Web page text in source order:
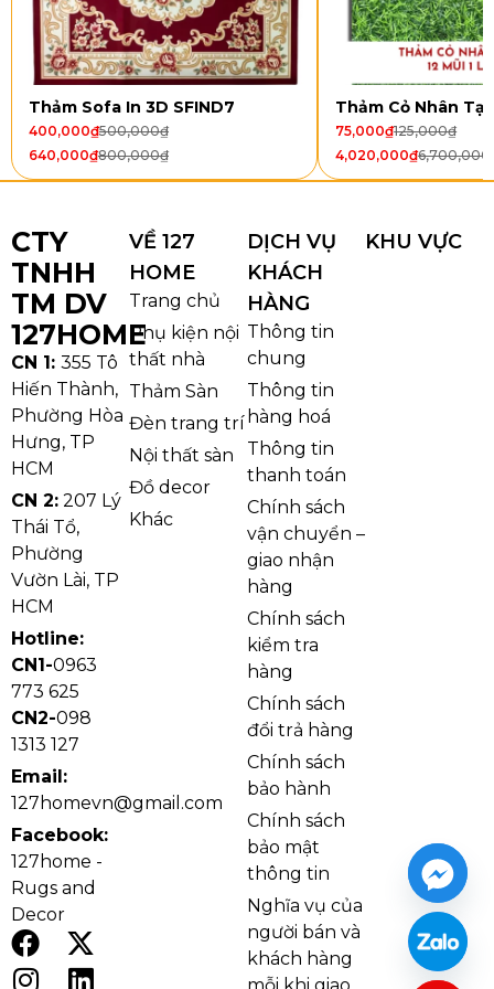
Đặc điểm nổi bật của Thảm Lót Sàn Phòng Khách
Exotic 8
Bảnggiá thảm trải sàn phòng ngủ
phong cách hiện đại mới nhất
Ưu Điểm Khi Sử Dụng Thảm Trang
Trí Len Dày Exotic 8 SFLD15
Không chỉ đẹp mắt,
thảm trang trí phòng khách
Exotic 8 SFLD15
còn mang đến những giá trị thiết
thực cho người sử dụng. Với tính năng giữ ấm tốt,
thảm len
giúp phòng khách thêm ấm cúng vào
mùa lạnh, đồng thời bảo vệ đôi chân khỏi cảm giác
lạnh buốt của sàn gạch. Họa tiết hoa đào trên nền
trắng kem tạo sự thanh thoát cho không gian, phù
hợp với nhiều phong cách nội thất. Và có thể sử dụng
để làmthảm trải sàn phòng thờđể gia tăng sự ấm
áp, tôn nghiêm.
Thảm Sofa In 3D SFIND7
500,000₫
400,000₫
800,000₫
640,000₫
Thảm Cỏ Nhân
125,000₫
75,000₫
6,700,000
4,020,000₫
CTY
TNHH
TM DV
127HOME
CN 1: 355 Tô
Hiến Thành,
Phường Hòa
Hưng, TP
HCM
CN 2: 207 Lý
Thái Tổ,
Phường
Vườn Lài, TP
HCM
Hotline:
CN1-0963
773 625
CN2-098
1313 127
Email:
127homevn@gmail.com
Facebook:
127home -
Rugs and
Decor
VỀ 127
HOME
Trang chủ
Phụ kiện nội
thất nhà
Thảm Sàn
Đèn trang trí
Nội thất sàn
Đồ decor
Khác
DỊCH VỤ
KHÁCH
HÀNG
Thông tin
chung
Thông tin
hàng hoá
Thông tin
thanh toán
Chính sách
vận chuyển –
giao nhận
hàng
Chính sách
kiểm tra
hàng
Chính sách
đổi trả hàng
Chính sách
bảo hành
Chính sách
bảo mật
thông tin
Nghĩa vụ của
người bán và
khách hàng
KHU VỰC